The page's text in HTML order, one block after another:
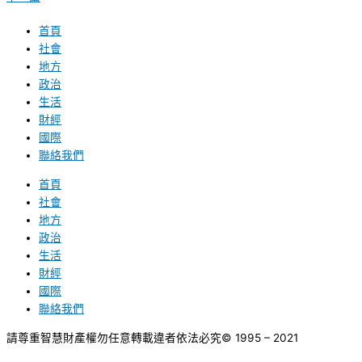
首頁
社會
地方
政治
生活
財經
國際
聯絡我們
首頁
社會
地方
政治
生活
財經
國際
聯絡我們
請尊重智慧財產權勿任意轉載違者依法必究© 1995 – 2021